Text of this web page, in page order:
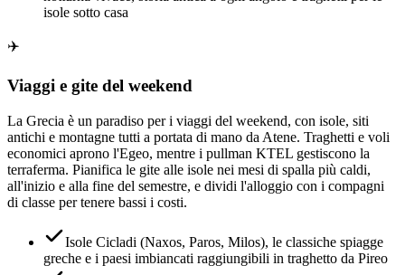
isole sotto casa
✈️
Viaggi e gite del weekend
La Grecia è un paradiso per i viaggi del weekend, con isole, siti
antichi e montagne tutti a portata di mano da Atene. Traghetti e voli
economici aprono l'Egeo, mentre i pullman KTEL gestiscono la
terraferma. Pianifica le gite alle isole nei mesi di spalla più caldi,
all'inizio e alla fine del semestre, e dividi l'alloggio con i compagni
di classe per tenere bassi i costi.
Isole Cicladi (Naxos, Paros, Milos), le classiche spiagge
greche e i paesi imbiancati raggiungibili in traghetto da Pireo